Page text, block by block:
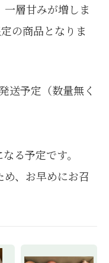
層甘みが増しま
の商品となりま
予定（数量無く
る予定です。
、お早めにお召